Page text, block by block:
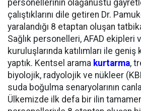
personellerinin olağanüstü
çalıştıklarını dile getiren Dr.
yaralandığı 8 etaptan oluşan
Sağlık personelleri, AFAD ekipleri
kuruluşlarında katılımları ile geniş
yaptık. Kentsel arama kurtarma,
biyolojik, radyolojik ve nükleer
suda boğulma senaryolarının
Ülkemizde ilk defa bir ilin